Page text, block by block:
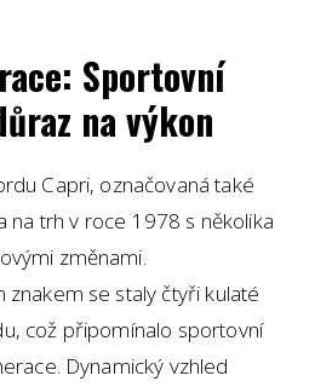
Sportovní
na výkon
Capri, označovaná také
na trh v roce 1978 s několika
změnami.
znakem se staly čtyři kulaté
což připomínalo sportovní
Dynamický vzhled